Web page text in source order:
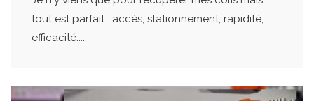
tout est parfait : accès, stationnement, rapidité,
efficacité.....